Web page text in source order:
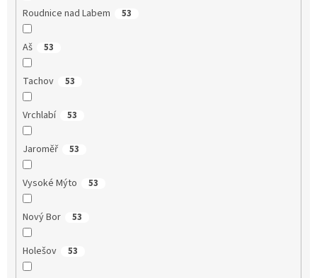
Roudnice nad Labem 53
Aš 53
Tachov 53
Vrchlabí 53
Jaroměř 53
Vysoké Mýto 53
Nový Bor 53
Holešov 53